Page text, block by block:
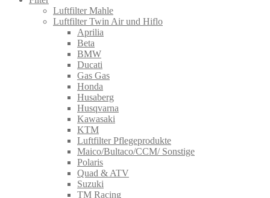
Luftfilter Mahle
Luftfilter Twin Air und Hiflo
Aprilia
Beta
BMW
Ducati
Gas Gas
Honda
Husaberg
Husqvarna
Kawasaki
KTM
Luftfilter Pflegeprodukte
Maico/Bultaco/CCM/ Sonstige
Polaris
Quad & ATV
Suzuki
TM Racing